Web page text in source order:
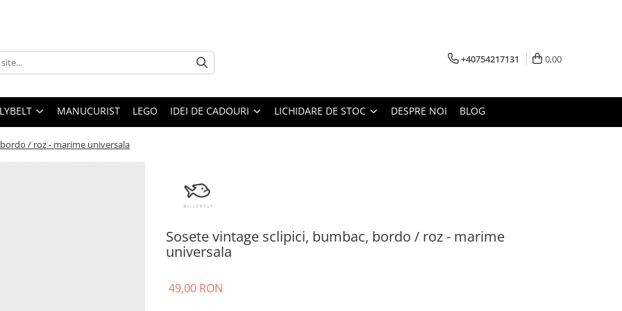
+40754217131 0,00
MANUCURIST LEGO IDEI DE CADOURI LICHIDARE DE STOC DESPRE NOI BLOG
/ roz - marime universala
Sosete vintage sclipici, bumbac, bordo / roz - marime
universala
49,00 RON